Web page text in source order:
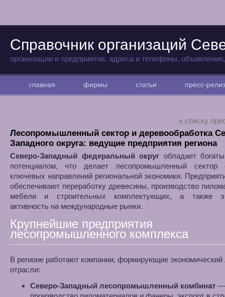
Справочник организаций
организации и предприятия, адреса и телефоны,
главная фирмы статьи пресс-
к списку
Лесопромышленный сектор и деревообработка
Западного округа: ведущие предприятия региона
Северо-Западный федеральный округ обладает
потенциалом, что делает лесопромышленный
ключевых направлений региональной экономики.
обеспечивают переработку древесины, производство
мебели и строительных комплектующих, а также
активность на международные рынки.
Крупнейшие предприятия
лесопромышленного комплекса
В регионе работают компании, формирующие
отрасли:
Северо-Западный лесопромышленный комбинат —